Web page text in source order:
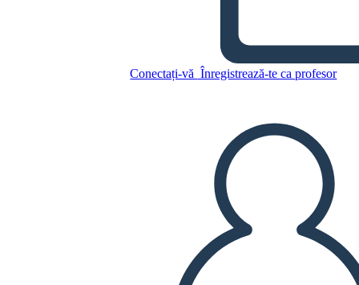
Conectați-vă Înregistrează-te ca profesor
Copiați acest Storyboard
REDAȚI PREZENTAREA DE DIAPOZITIVE
CITESTE-MI